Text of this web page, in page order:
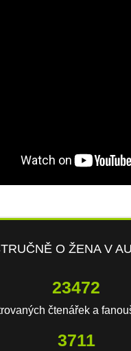
O ŽENA V
23472
čtenářek a
3711